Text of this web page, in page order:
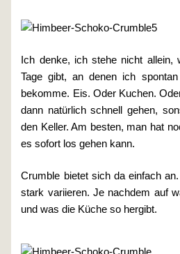
Ich denke, ich stehe nicht allein,
Tage gibt, an denen ich
bekomme. Eis. Oder Kuchen.
dann natürlich schnell gehen,
den Keller. Am besten, man hat
es sofort los gehen kann.
Crumble bietet sich da einfach
stark variieren. Je nachdem auf
und was die Küche so hergibt.